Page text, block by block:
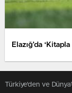
Elazığ’da
Türkiye'den ve